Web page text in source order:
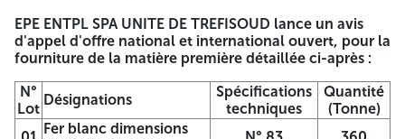
OUVERT
N° APP001/FB/2026
EPE ENTPL SPA UNITE DE TREFISOUD lance un avis d'appel
d'offre national et international ouvert, pour la fourniture
de la matière première détaillée ci-après :
EPE ENTPL SPA UNITE DE TREFISOUD lance un avis
d'appel d'offre national et international ouvert, pour la
fourniture de la matière première détaillée ci-après :
N°
Lot
Désignations
Spécifications
techniques
Quantité
(Tonne)
Fer blanc dimensions